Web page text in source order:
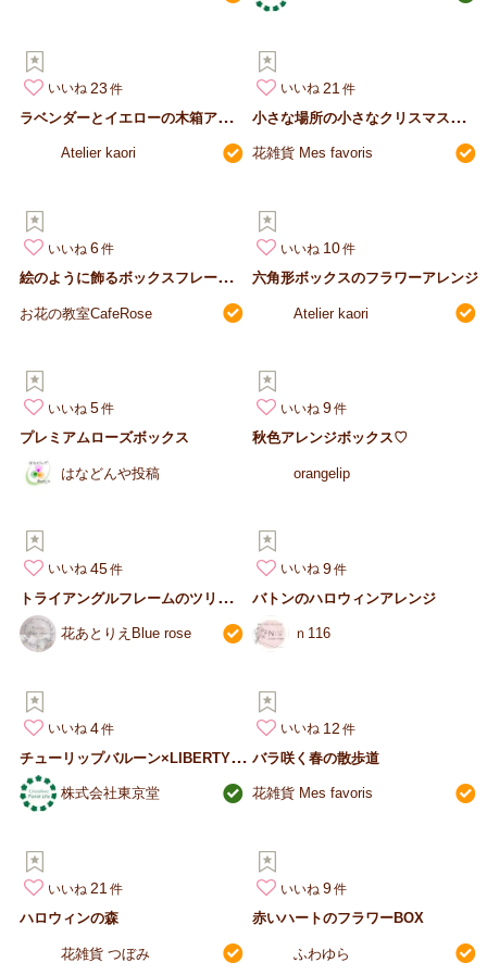
いいね 23
ラ
ベンダーとイエローの木箱アレンジ
Atelier kaori
いいね 21
小
さな場所の小さなクリスマスツリー
花雑貨 Mes favoris
いいね 6
絵
のように飾るボックスフレームアレンジ
お花の教室CafeRose
いいね 10
六角形ボックスのフラワーアレンジ
Atelier kaori
いいね 5
プレミアムローズボックス
はなどんや投稿
いいね 9
秋色アレンジボックス♡
orangelip
いいね 45
ト
ライアングルフレームのツリーアレンジ
花あとりえBlue rose
いいね 9
バトンのハロウィンアレンジ
ｎ116
いいね 4
チ
ューリップバルーン×LIBERTY PRINT
株式会社東京堂
いいね 12
バラ咲く春の散歩道
花雑貨 Mes favoris
いいね 21
ハロウィンの森
花雑貨 つぼみ
いいね 9
赤いハートのフラワーBOX
ふわゆら